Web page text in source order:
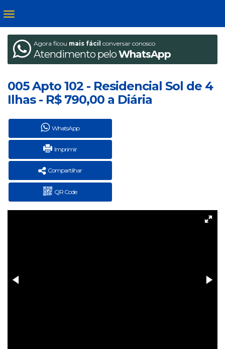
Agora ficou mais fácil conversar conosco
Atendimento peloWhatsApp
005 Apto 102 - Residencial Sol de 4
Ilhas - R$ 790,00 a Diária
WhatsApp
Imprimir
Compartilhar
QR Code